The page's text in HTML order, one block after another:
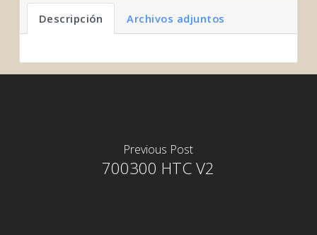
Descripción Archivos adjuntos
Previous Post
700300 HTC V2